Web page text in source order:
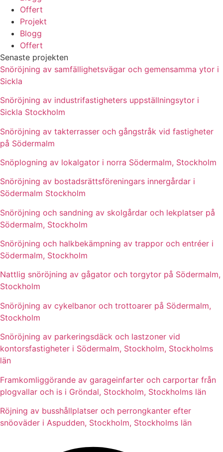
Offert
Projekt
Blogg
Offert
Senaste projekten
Snöröjning av samfällighetsvägar och gemensamma ytor i
Sickla
Snöröjning av industrifastigheters uppställningsytor i
Sickla Stockholm
Snöröjning av takterrasser och gångstråk vid fastigheter
på Södermalm
Snöplogning av lokalgator i norra Södermalm, Stockholm
Snöröjning av bostadsrättsföreningars innergårdar i
Södermalm Stockholm
Snöröjning och sandning av skolgårdar och lekplatser på
Södermalm, Stockholm
Snöröjning och halkbekämpning av trappor och entréer i
Södermalm, Stockholm
Nattlig snöröjning av gågator och torgytor på Södermalm,
Stockholm
Snöröjning av cykelbanor och trottoarer på Södermalm,
Stockholm
Snöröjning av parkeringsdäck och lastzoner vid
kontorsfastigheter i Södermalm, Stockholm, Stockholms
län
Framkomliggörande av garageinfarter och carportar från
plogvallar och is i Gröndal, Stockholm, Stockholms län
Röjning av busshållplatser och perrongkanter efter
snöoväder i Aspudden, Stockholm, Stockholms län